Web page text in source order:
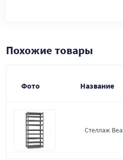
Похожие товары
Фото Название
Стеллаж